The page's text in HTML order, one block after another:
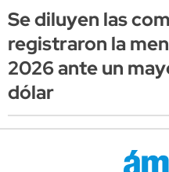
Se diluyen las
registraron la
2026 ante un
dólar